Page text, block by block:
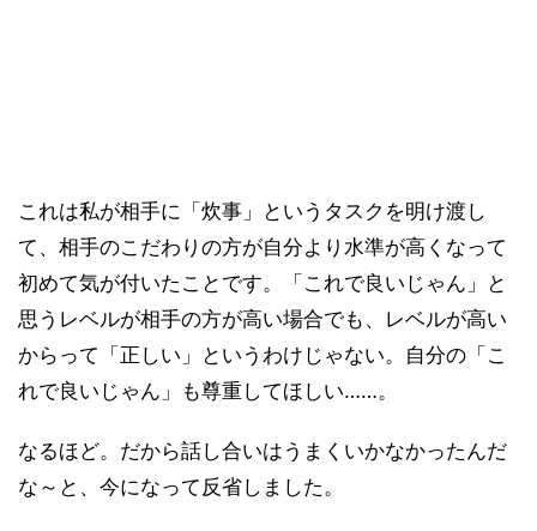
これは私が相手に「炊事」というタスクを明け渡し
て、相手のこだわりの方が自分より水準が高くなって
初めて気が付いたことです。「これで良いじゃん」と
思うレベルが相手の方が高い場合でも、レベルが高い
からって「正しい」というわけじゃない。自分の「こ
れで良いじゃん」も尊重してほしい……。
なるほど。だから話し合いはうまくいかなかったんだ
な～と、今になって反省しました。